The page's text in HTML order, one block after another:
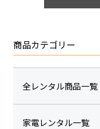
商品カテゴリー
全レンタル商品一覧
家電レンタル一覧